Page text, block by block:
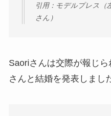
引用：モデルプレス（
さん）
Saoriさんは交際が報じ
さんと結婚を発表しまし